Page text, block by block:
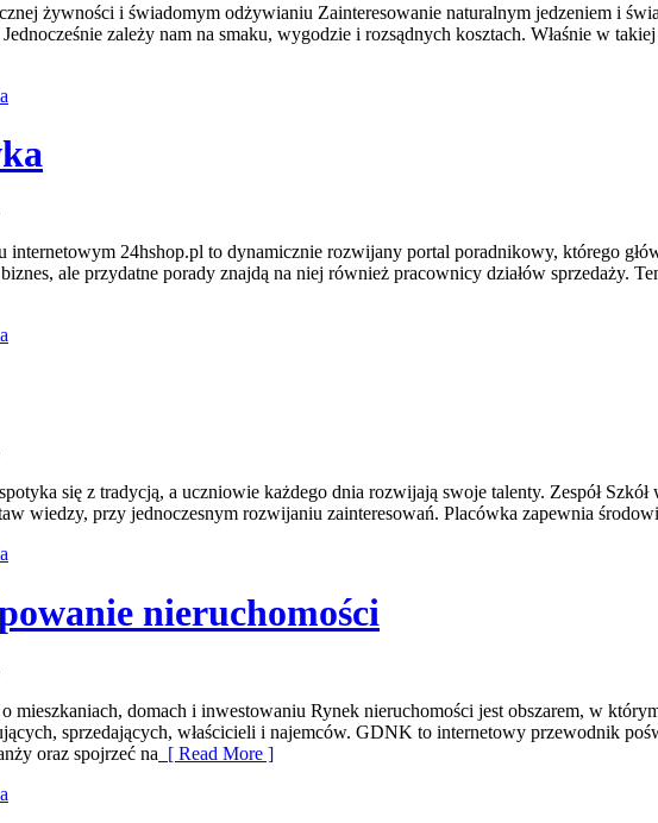
żywności i świadomym odżywianiu Zainteresowanie naturalnym jedzeniem i
zależy nam na smaku, wygodzie i rozsądnych kosztach. Właśnie w
24hshop.pl to dynamicznie rozwijany portal poradnikowy, którego
ale przydatne porady znajdą na niej również pracownicy działów sprzedaży.
się z tradycją, a uczniowie każdego dnia rozwijają swoje talenty. Zespół
wiedzy, przy jednoczesnym rozwijaniu zainteresowań. Placówka zapewnia
nieruchomości
domach i inwestowaniu Rynek nieruchomości jest obszarem, w
sprzedających, właścicieli i najemców. GDNK to internetowy przewodnik
oraz spojrzeć na [ Read More ]